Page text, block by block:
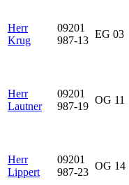
Herr
Krug
09201
987-13
EG 03
Herr
Lautner
09201
987-19
OG 11
Herr
Lippert
09201
987-23
OG 14